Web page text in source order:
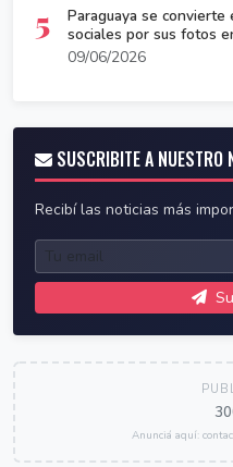
5
Paraguaya se
sociales por sus fotos
09/06/2026
SUSCRIBITE A NUESTRO
Recibí las noticias más
Anunciá aquí: